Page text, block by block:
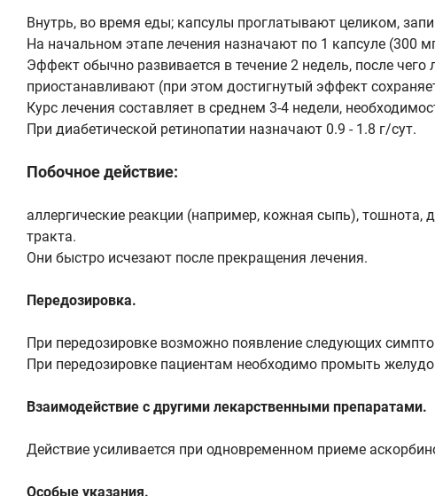
Внутрь, во время еды; капсулы проглатывают целиком,
На начальном этапе лечения назначают по 1 капсуле (300
Эффект обычно развивается в течение 2 недель, после
приостанавливают (при этом достигнутый эффект
Курс лечения составляет в среднем 3-4 недели,
При диабетической ретинопатии назначают 0.9 - 1.8 г/сут.
Побочное действие:
аллергические реакции (например, кожная сыпь), тошнота,
тракта.
Они быстро исчезают после прекращения лечения.
Передозировка.
При передозировке возможно появление следующих
При передозировке пациентам необходимо промыть
Взаимодействие с другими лекарственными препаратами.
Действие усиливается при одновременном приеме
Особые указания.